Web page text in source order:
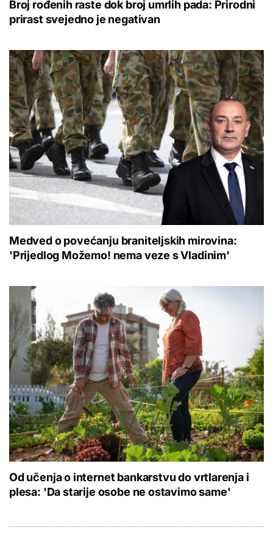
Broj rođenih raste dok broj umrlih pada: Prirodni
prirast svejedno je negativan
Medved o povećanju braniteljskih mirovina:
'Prijedlog Možemo! nema veze s Vladinim'
Od učenja o internet bankarstvu do vrtlarenja i
plesa: 'Da starije osobe ne ostavimo same'